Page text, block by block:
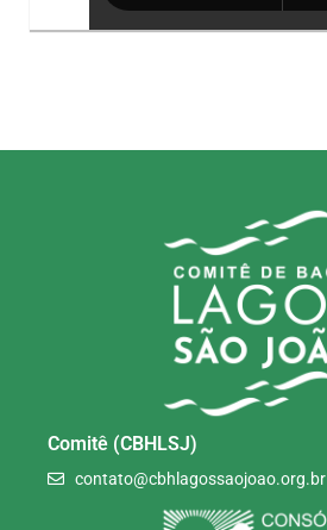
Comitê (CBHLSJ)
contato@cbhlagossaojoao.org.br